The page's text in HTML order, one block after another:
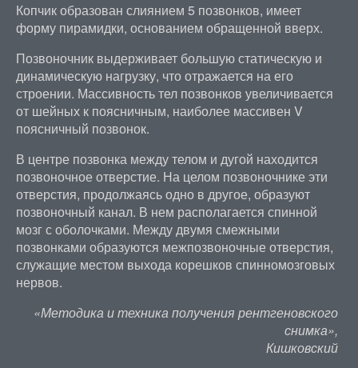
Копчик образован слиянием 5 позвонков, имеет
форму пирамидки, основанием обращенной вверх.
Позвоночник выдерживает большую статическую и
динамическую нагрузку, что отражается на его
строении. Массивность тел позвонков увеличивается
от шейных к поясничным, наиболее массивен V
поясничный позвонок.
В центре позвонка между телом и дугой находится
позвоночное отверстие. На целом позвоночнике эти
отверстия, продолжаясь одно в другое, образуют
позвоночный канал. В нем располагается спинной
мозг с оболочками. Между двумя смежными
позвонками образуются межпозвоночные отверстия,
служащие местом выхода корешков спинномозговых
нервов.
«Методика и техника получения рентгеновского
снимка»,
Кишковский